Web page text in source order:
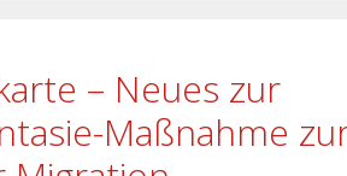
– Neues zur
Maßnahme